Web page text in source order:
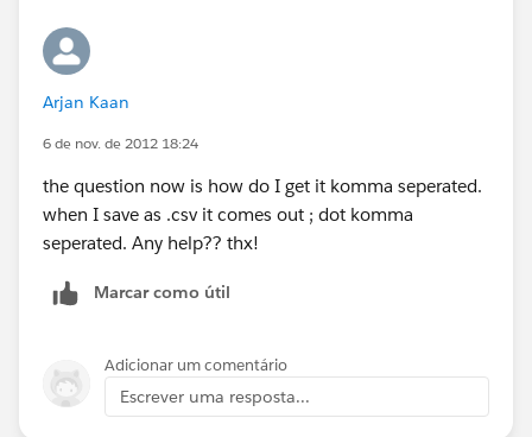
Arjan Kaan
6 de nov. de 2012 18:24
the question now is how do I get it komma seperated.
when I save as .csv it comes out ; dot komma
seperated. Any help?? thx!
Marcar como útil
Adicionar um comentário
Escrever uma resposta...